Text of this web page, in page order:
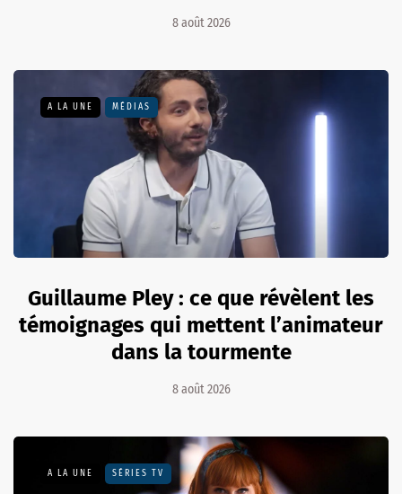
8 août 2026
A LA UNE MÉDIAS
Guillaume Pley : ce que révèlent les
témoignages qui mettent l’animateur
dans la tourmente
8 août 2026
A LA UNE SÉRIES TV